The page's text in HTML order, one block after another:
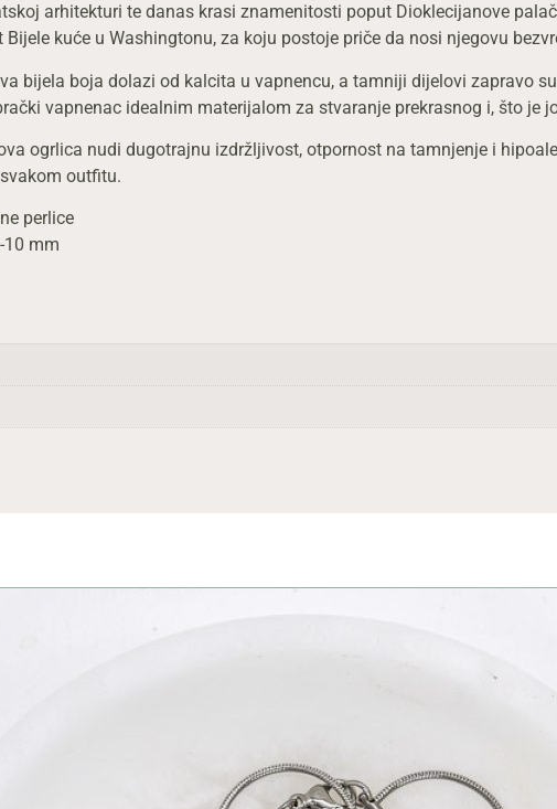
arhitekturi te danas krasi znamenitosti poput Dioklecijanove
kuće u Washingtonu, za koju postoje priče da nosi njegovu
bijela boja dolazi od kalcita u vapnencu, a tamniji dijelovi zapravo
vapnenac idealnim materijalom za stvaranje prekrasnog i, što je
ogrlica nudi dugotrajnu izdržljivost, otpornost na tamnjenje i
outfitu.
perlice
10 mm